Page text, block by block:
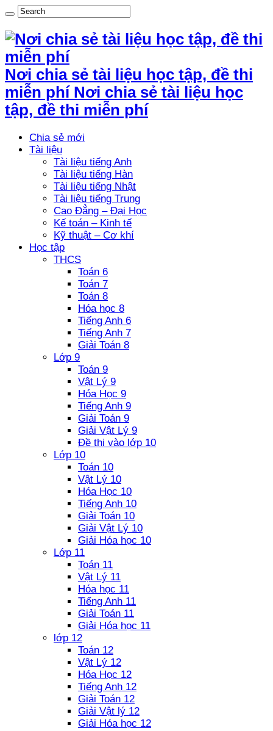
Nơi chia sẻ tài liệu học tập, đề thi
miễn phí Nơi chia sẻ tài liệu học
tập, đề thi miễn phí
Chia sẻ mới
Tài liệu
Tài liệu tiếng Anh
Tài liệu tiếng Hàn
Tài liệu tiếng Nhật
Tài liệu tiếng Trung
Cao Đẳng – Đại Học
Kế toán – Kinh tế
Kỹ thuật – Cơ khí
Học tập
THCS
Toán 6
Toán 7
Toán 8
Hóa học 8
Tiếng Anh 6
Tiếng Anh 7
Giải Toán 8
Lớp 9
Toán 9
Vật Lý 9
Hóa Học 9
Tiếng Anh 9
Giải Toán 9
Giải Vật Lý 9
Đề thi vào lớp 10
Lớp 10
Toán 10
Vật Lý 10
Hóa Học 10
Tiếng Anh 10
Giải Toán 10
Giải Vật Lý 10
Giải Hóa học 10
Lớp 11
Toán 11
Vật Lý 11
Hóa học 11
Tiếng Anh 11
Giải Toán 11
Giải Hóa học 11
lớp 12
Toán 12
Vật Lý 12
Hóa Học 12
Tiếng Anh 12
Giải Toán 12
Giải Vật lý 12
Giải Hóa học 12